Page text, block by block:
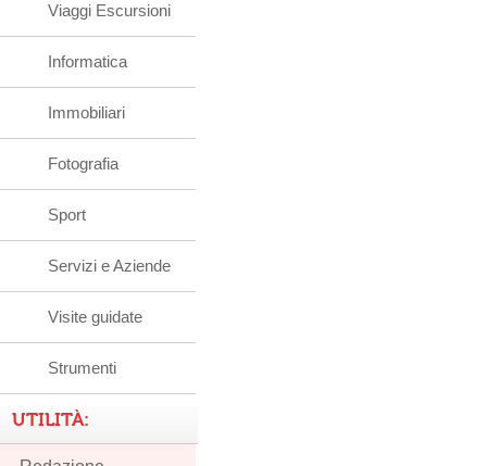
Viaggi Escursioni
Informatica
Immobiliari
Fotografia
Sport
Servizi e Aziende
Visite guidate
Strumenti
UTILITÀ: